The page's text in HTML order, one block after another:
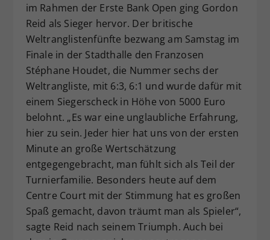
im Rahmen der Erste Bank Open ging Gordon
Reid als Sieger hervor. Der britische
Weltranglistenfünfte bezwang am Samstag im
Finale in der Stadthalle den Franzosen
Stéphane Houdet, die Nummer sechs der
Weltrangliste, mit 6:3, 6:1 und wurde dafür mit
einem Siegerscheck in Höhe von 5000 Euro
belohnt. „Es war eine unglaubliche Erfahrung,
hier zu sein. Jeder hier hat uns von der ersten
Minute an große Wertschätzung
entgegengebracht, man fühlt sich als Teil der
Turnierfamilie. Besonders heute auf dem
Centre Court mit der Stimmung hat es großen
Spaß gemacht, davon träumt man als Spieler“,
sagte Reid nach seinem Triumph. Auch bei